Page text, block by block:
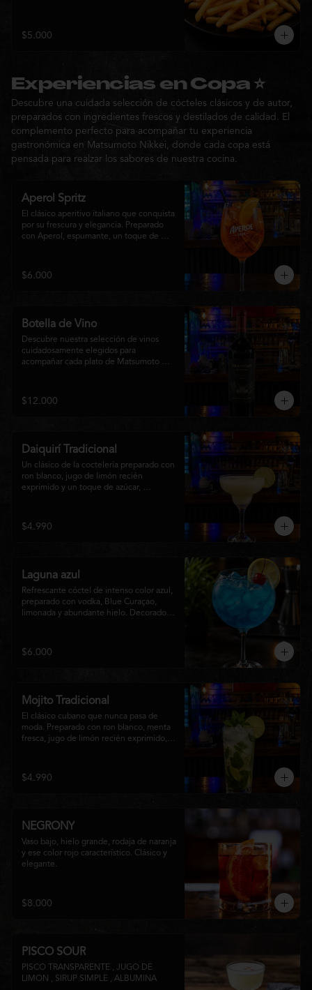
$5.000
Experiencias en Copa ⭐
Descubre una cuidada selección de cócteles clásicos y de autor,
preparados con ingredientes frescos y destilados de calidad. El
complemento perfecto para acompañar tu experiencia
gastronómica en Matsumoto Nikkei, donde cada copa está
pensada para realzar los sabores de nuestra cocina.
Aperol Spritz
El clásico aperitivo italiano que conquista
por su frescura y elegancia. Preparado
con Aperol, espumante, un toque de
refrescante y de notas cítricas, perfecto
para disfrutar antes de la comida o
$6.000
Botella de Vino
Descubre nuestra selección de vinos
cuidadosamente elegidos para
acompañar cada plato de Matsumoto
$12.000
Daiquirí Tradicional
Un clásico de la coctelería preparado con
ron blanco, jugo de limón recién
exprimido y un toque de azúcar,
cóctel equilibrado, de notas cítricas y
sabor intenso, perfecto para disfrutar en
$4.990
Laguna azul
Refrescante cóctel de intenso color azul,
preparado con vodka, Blue Curaçao,
limonada y abundante hielo. Decorado
final fresco, ideal para cualquier ocasión.
$6.000
Mojito Tradicional
El clásico cubano que nunca pasa de
moda. Preparado con ron blanco, menta
fresca, jugo de limón recién exprimido,
aromático y perfectamente equilibrado,
ideal para disfrutar en cualquier ocasión.
$4.990
NEGRONY
Vaso bajo, hielo grande, rodaja de naranja
y ese color rojo característico. Clásico y
elegante.
$8.000
PISCO SOUR
PISCO TRANSPARENTE , JUGO DE
LIMON , SIRUP SIMPLE , ALBUMINA